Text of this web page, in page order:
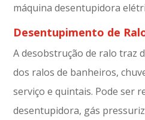
máquina desentupidora
Desentupimento de
A desobstrução de ralo traz
dos ralos de banheiros,
serviço e quintais. Pode ser
desentupidora, gás